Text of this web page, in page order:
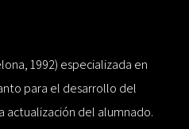
1992) especializada en
para el desarrollo del
actualización del alumnado.